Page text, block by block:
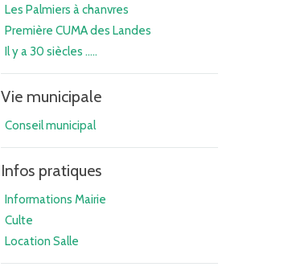
Les Palmiers à chanvres
Première CUMA des Landes
Il y a 30 siècles .....
Vie municipale
Conseil municipal
Infos pratiques
Informations Mairie
Culte
Location Salle